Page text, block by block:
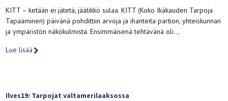
KITT – ketään ei jätetä, jäätikkö sulaa. KITT (Koko Ikäkauden Tarpoja
Tapaaminen) päivänä pohdittiin arvoja ja ihanteita partion, yhteiskunnan
ja ympäristön näkökulmista. Ensimmäisenä tehtävänä oli…
Lue lisää
Ilves19: Tarpojat valtamerilaaksossa